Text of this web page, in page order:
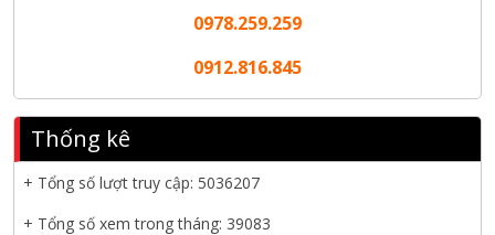
THÀNH CÔNG
THƯ CHÚC MỪNG NĂM MỚI 2026
NANIBI VIỆT NAM YEAR END PARTY 2025 – ĐỒNG HÀNH
0978.259.259
0912.816.845
Thống kê
+ Tổng số lượt truy cập: 5036207
+ Tổng số xem trong tháng: 39083